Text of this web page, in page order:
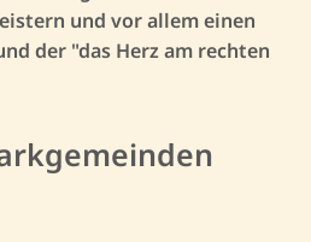
und vor allem einen
der "das Herz am rechten